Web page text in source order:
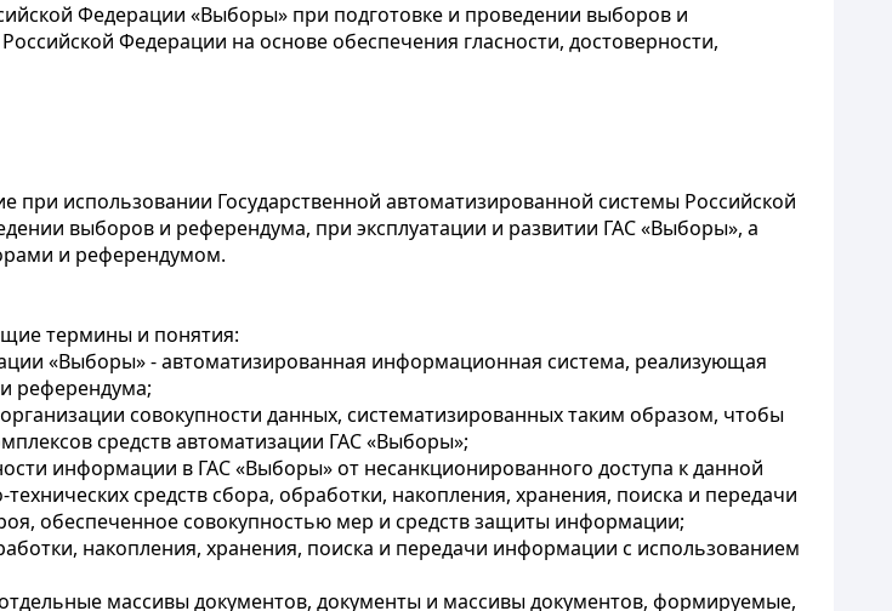
Федерации «Выборы» при подготовке и проведении выборов и
Федерации на основе обеспечения гласности, достоверности,
использовании Государственной автоматизированной системы Российской
выборов и референдума, при эксплуатации и развитии ГАС «Выборы», а
и референдумом.
термины и понятия:
«Выборы» - автоматизированная информационная система, реализующая
референдума;
совокупности данных, систематизированных таким образом, чтобы
средств автоматизации ГАС «Выборы»;
информации в ГАС «Выборы» от несанкционированного доступа к данной
средств сбора, обработки, накопления, хранения, поиска и передачи
обеспеченное совокупностью мер и средств защиты информации;
накопления, хранения, поиска и передачи информации с использованием
массивы документов, документы и массивы документов, формируемые,